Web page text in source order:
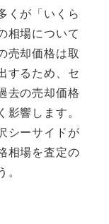
くが「いくら
相場について
売却価格は取
するため、セ
去の売却価格
影響します。
シーサイドが
相場を査定の
。